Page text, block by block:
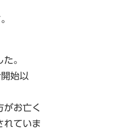
。
始以
お亡く
れていま